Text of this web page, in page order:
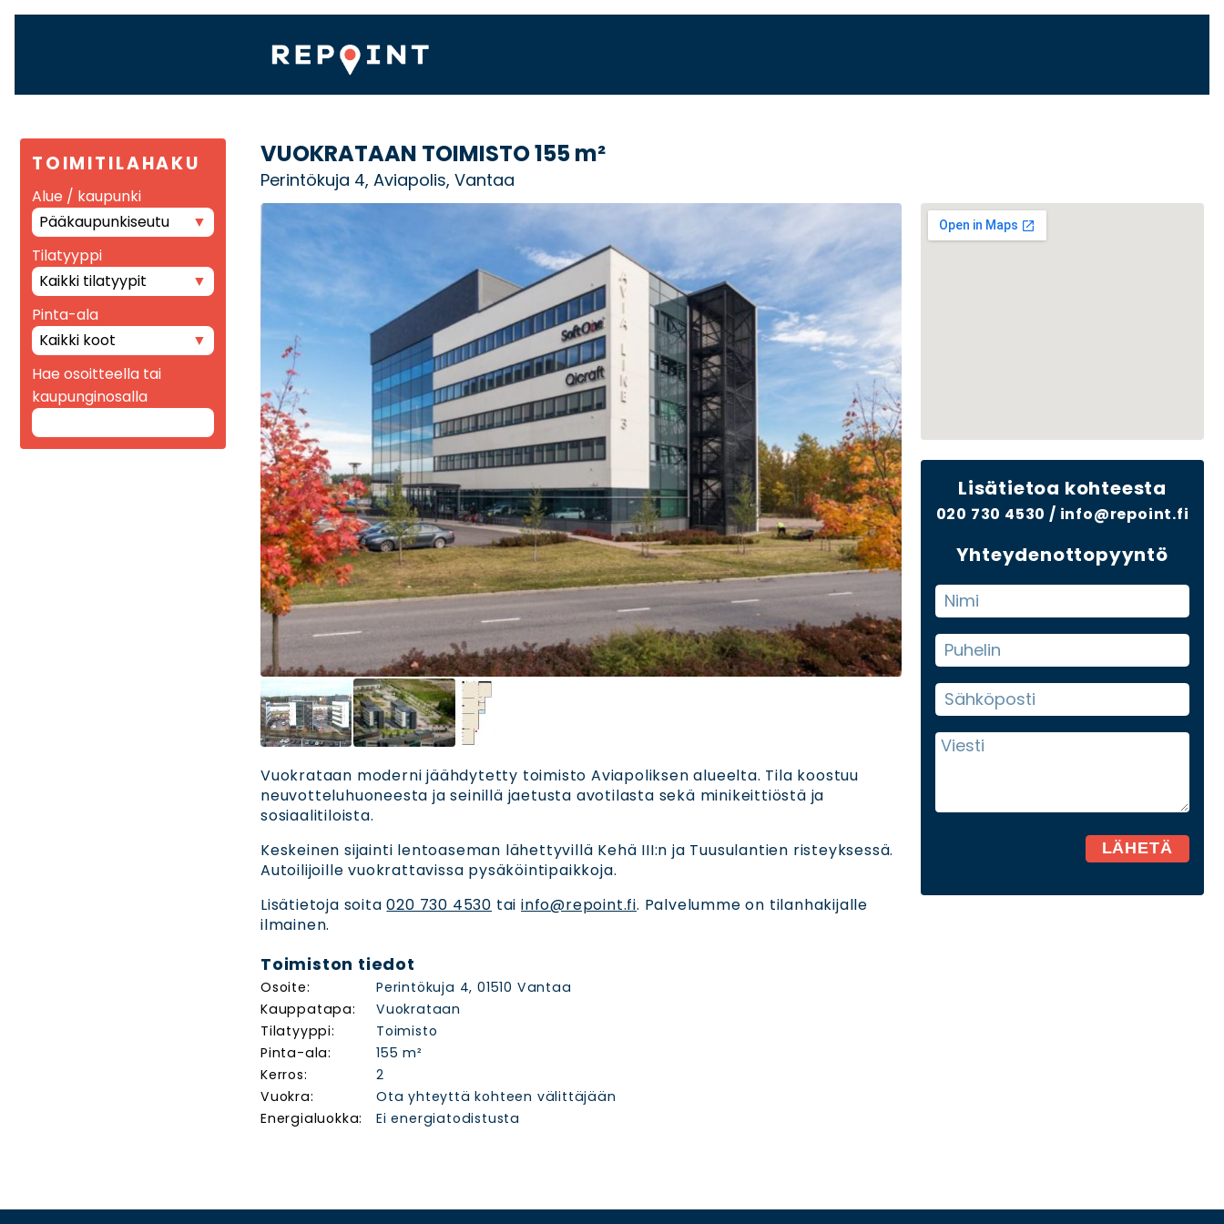
VUOKRATAAN TOIMISTO155 m²
Perintökuja 4, Aviapolis, Vantaa
Vuokrataan moderni jäähdytetty toimisto Aviapoliksen alueelta. Tila koostuu
neuvotteluhuoneesta ja seinillä jaetusta avotilasta sekä minikeittiöstä ja
sosiaalitiloista.
Keskeinen sijainti lentoaseman lähettyvillä Kehä III:n ja Tuusulantien risteyksessä.
Autoilijoille vuokrattavissa pysäköintipaikkoja.
Lisätietoja soita020 730 4530 taiinfo@repoint.fi. Palvelumme on tilanhakijalle
ilmainen.
Toimiston tiedot
Osoite:
Perintökuja 4, 01510 Vantaa
Kauppatapa:
Vuokrataan
Tilatyyppi:
Toimisto
Pinta-ala:
155 m²
Kerros:
2
Vuokra:
Ota yhteyttä kohteen välittäjään
Energialuokka:
Ei energiatodistusta
Lisätietoa kohteesta
020 730 4530 / info@repoint.fi
Yhteydenottopyyntö
TOIMITILAHAKU
Alue / kaupunki
Pääkaupunkiseutu
Tilatyyppi
Kaikki tilatyypit
Pinta-ala
Kaikki koot
Hae osoitteella tai
kaupunginosalla